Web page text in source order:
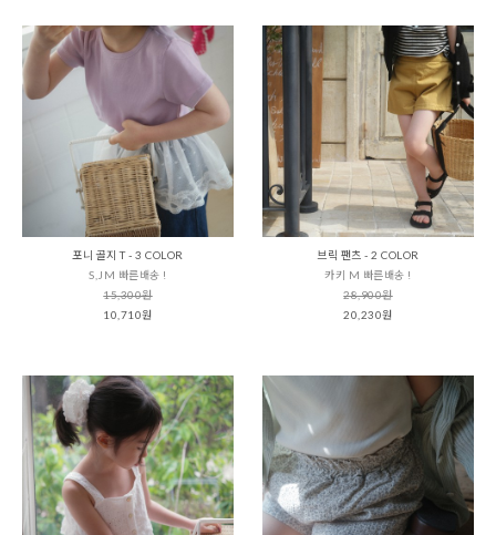
포니 골지 T - 3 COLOR
S,JM 빠른배송 !
15,300원
10,710원
브릭 팬츠 - 2 COLOR
카키 M 빠른배송 !
28,900원
20,230원